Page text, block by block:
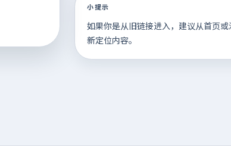
小提示
如果你是从旧链接进入，建议从首页或
新定位内容。